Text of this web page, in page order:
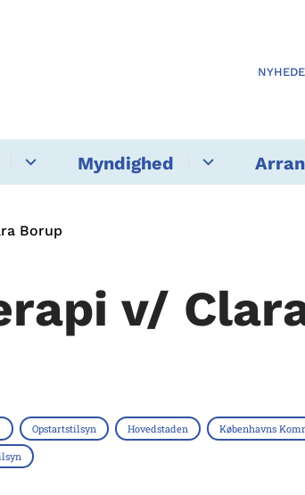
Myndighed
Borup
v/
Opstartstilsyn Hovedstaden Københavns